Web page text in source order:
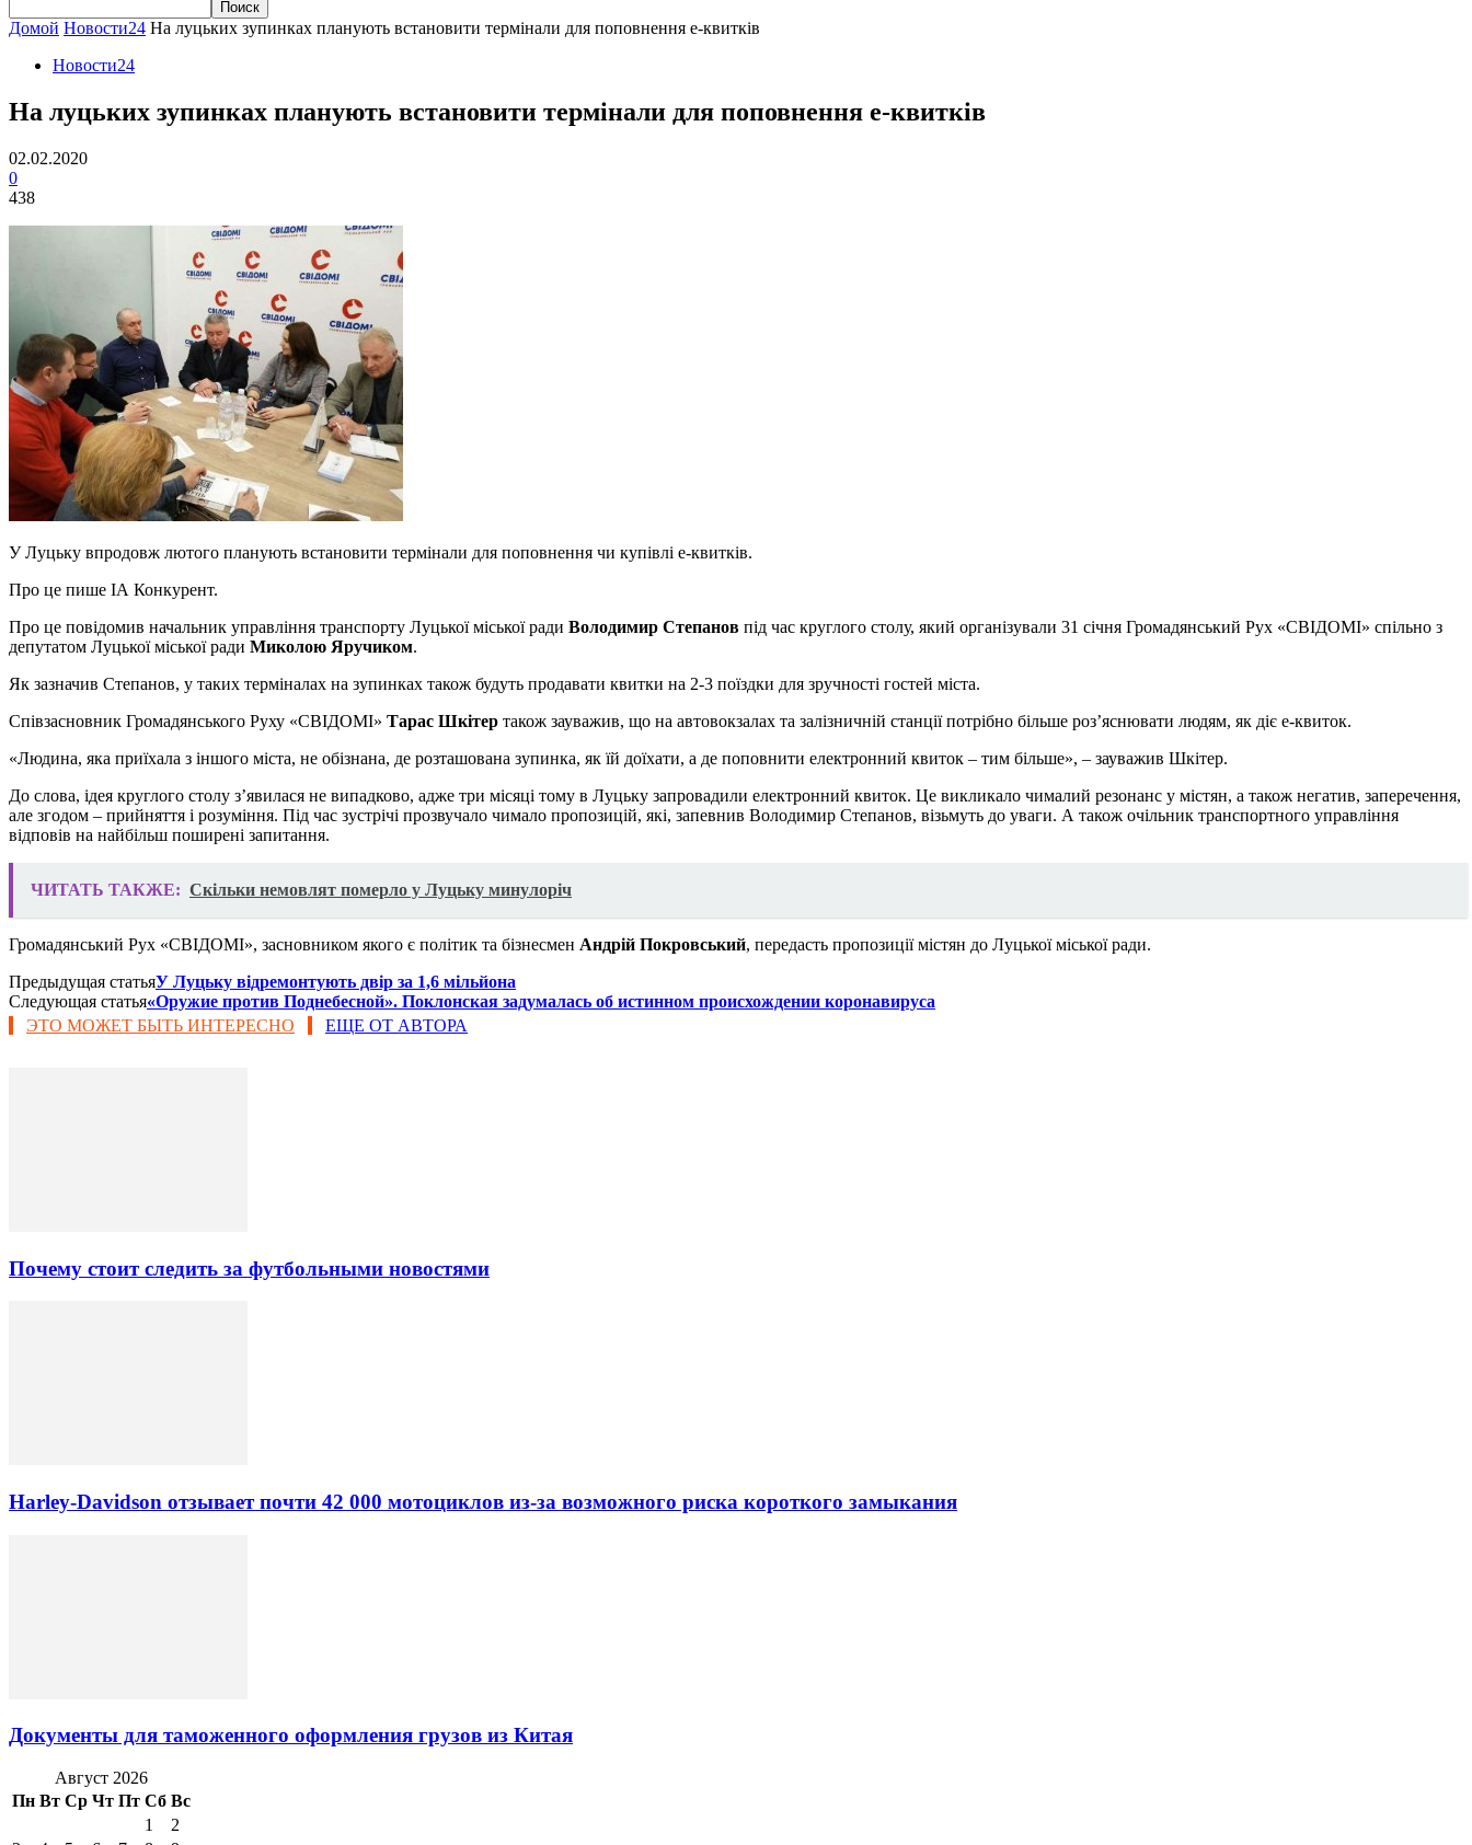
Домой Новости24 На луцьких зупинках планують встановити термінали для поповнення е-квитків
Новости24
На луцьких зупинках планують встановити термінали для поповнення е-квитків
02.02.2020
0
438
У Луцьку впродовж лютого планують встановити термінали для поповнення чи купівлі е-квитків.
Про це пише ІА Конкурент.
Про це повідомив начальник управління транспорту Луцької міської ради Володимир Степанов під час круглого столу, який організували 31 січня Громадянський Рух «СВІДОМІ» спільно з
депутатом Луцької міської ради Миколою Яручиком.
Як зазначив Степанов, у таких терміналах на зупинках також будуть продавати квитки на 2-3 поїздки для зручності гостей міста.
Співзасновник Громадянського Руху «СВІДОМІ» Тарас Шкітер також зауважив, що на автовокзалах та залізничній станції потрібно більше роз’яснювати людям, як діє е-квиток.
«Людина, яка приїхала з іншого міста, не обізнана, де розташована зупинка, як їй доїхати, а де поповнити електронний квиток – тим більше», – зауважив Шкітер.
До слова, ідея круглого столу з’явилася не випадково, адже три місяці тому в Луцьку запровадили електронний квиток. Це викликало чималий резонанс у містян, а також негатив, заперечення,
але згодом – прийняття і розуміння. Під час зустрічі прозвучало чимало пропозицій, які, запевнив Володимир Степанов, візьмуть до уваги. А також очільник транспортного управління
відповів на найбільш поширені запитання.
ЧИТАТЬ ТАКЖЕ: Скільки немовлят померло у Луцьку минулоріч
Громадянський Рух «СВІДОМІ», засновником якого є політик та бізнесмен Андрій Покровський, передасть пропозиції містян до Луцької міської ради.
Предыдущая статьяУ Луцьку відремонтують двір за 1,6 мільйона
Следующая статья«Оружие против Поднебесной». Поклонская задумалась об истинном происхождении коронавируса
ЭТО МОЖЕТ БЫТЬ ИНТЕРЕСНО
ЕЩЕ ОТ АВТОРА
Почему стоит следить за футбольными новостями
Harley-Davidson отзывает почти 42 000 мотоциклов из-за возможного риска короткого замыкания
Документы для таможенного оформления грузов из Китая
Август 2026
Пн Вт Ср Чт Пт Сб Вс
1
2